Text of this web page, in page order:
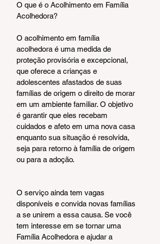
O que é o Acolhimento em Família
Acolhedora?
O acolhimento em família
acolhedora é uma medida de
proteção provisória e excepcional,
que oferece a crianças e
adolescentes afastados de suas
famílias de origem o direito de morar
em um ambiente familiar. O objetivo
é garantir que eles recebam
cuidados e afeto em uma nova casa
enquanto sua situação é resolvida,
seja para retorno à família de origem
ou para a adoção.
O serviço ainda tem vagas
disponíveis e convida novas famílias
a se unirem a essa causa. Se você
tem interesse em se tornar uma
Família Acolhedora e ajudar a